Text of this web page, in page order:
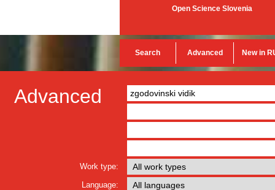
Open Science Slovenia
Search Advanced New in
Advanced
Work type:
Language: